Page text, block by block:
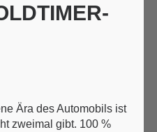
Ära des Automobils ist
zweimal gibt. 100 %